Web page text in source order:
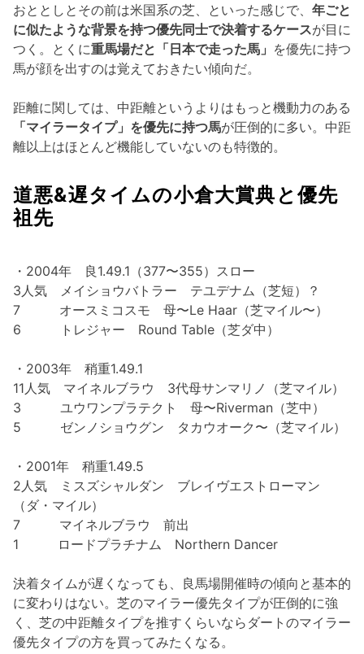
おととしとその前は米国系の芝、といった感じで、 年ごと
に似たような背景を持つ優先同士で決着するケースが目に
つく。とくに重馬場だと「日本で走った馬」 を優先に持つ
馬が顔を出すのは覚えておきたい傾向だ。
距離に関しては、中距離というよりはもっと機動力のある
「マイラータイプ」を優先に持つ馬が圧倒的に多い。中距
離以上はほとんど機能していないのも特徴的。
道悪&遅タイムの小倉大賞典と優先
祖先
・2004年 良1.49.1（377〜355）スロー
3人気 メイショウバトラー テユデナム（芝短）？
7 オースミコスモ 母〜Le Haar（芝マイル〜）
6 トレジャー Round Table（芝ダ中）
・2003年 稍重1.49.1
11人気 マイネルブラウ 3代母サンマリノ（芝マイル）
3 ユウワンプラテクト 母〜Riverman（芝中）
5 ゼンノショウグン タカウオーク〜（芝マイル）
・2001年 稍重1.49.5
2人気 ミスズシャルダン ブレイヴエストローマン
（ダ・マイル）
7 マイネルブラウ 前出
1 ロードプラチナム Northern Dancer
決着タイムが遅くなっても、良馬場開催時の傾向と基本的
に変わりはない。芝のマイラー優先タイプが圧倒的に強
く、芝の中距離タイプを推すくらいならダートのマイラー
優先タイプの方を買ってみたくなる。